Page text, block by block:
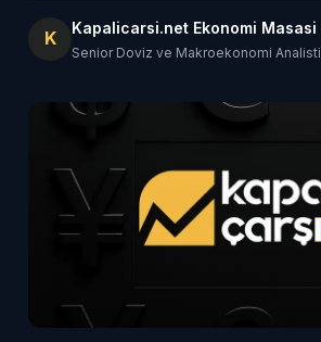
K Kapalicarsi.net Ekonomi Masasi
Senior Doviz ve Makroekonomi Analisti